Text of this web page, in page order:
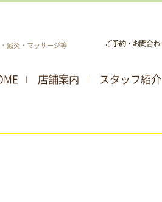
鍼灸・マッサージ等
店舗案内 スタッフ紹介